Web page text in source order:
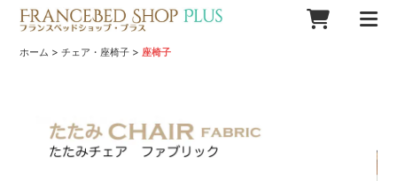
ホーム >チェア・座椅子 > 座椅子